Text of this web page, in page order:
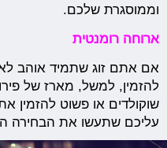
וממוסגרת שלכם.
ארוחה רומנטית
אם אתם זוג שתמיד אוהב
להזמין, למשל, מארז של
שוקולדים או פשוט להזמין
עליכם שתעשו את הבחירה